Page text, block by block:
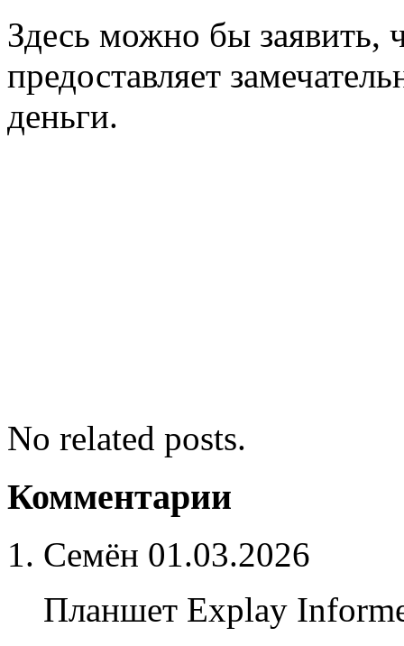
Здесь можно бы заявить,
предоставляет
деньги.
No related posts.
Комментарии
Семён 01.03.2026
Планшет Explay